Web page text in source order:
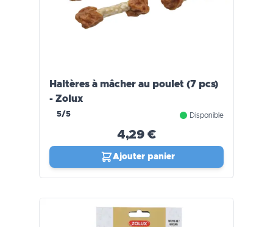
Haltères à mâcher au poulet (7 pcs)
- Zolux
5/5 Disponible
4,29 €
Ajouter panier